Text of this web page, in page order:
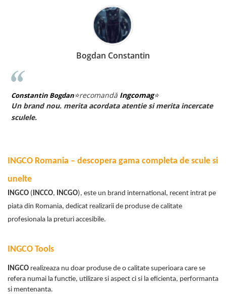
Bogdan Constantin
Constantin Bogdan⭐recomandă Ingcomag⭐
Un brand nou. merita acordata atentie si merita incercate
sculele.
INGCO Romania – descopera gama completa de scule si
unelte
INGCO ( INCCO, INCGO), este un brand international, recent intrat pe
piata din Romania, dedicat realizarii de produse de calitate
profesionala la preturi accesibile.
INGCO Tools
INGCO realizeaza nu doar produse de o calitate superioara care se
refera numai la functie, utilizare si aspect ci si la eficienta, performanta
si mentenanta.